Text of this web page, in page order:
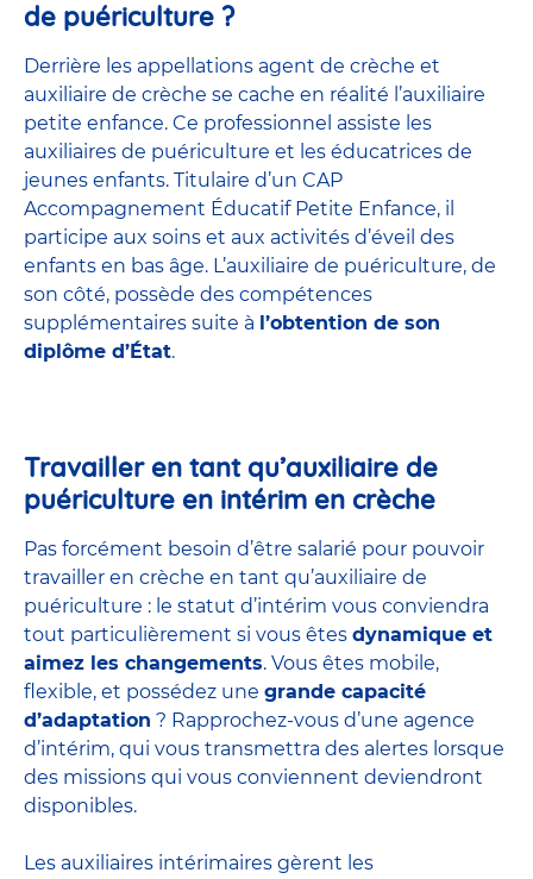
de puériculture ?
Derrière les appellations agent de crèche et
auxiliaire de crèche se cache en réalité l’auxiliaire
petite enfance. Ce professionnel assiste les
auxiliaires de puériculture et les éducatrices de
jeunes enfants. Titulaire d’un CAP
Accompagnement Éducatif Petite Enfance, il
participe aux soins et aux activités d’éveil des
enfants en bas âge. L’auxiliaire de puériculture, de
son côté, possède des compétences
supplémentaires suite à l’obtention de son
diplôme d’État.
Travailler en tant qu’auxiliaire de
puériculture en intérim en crèche
Pas forcément besoin d’être salarié pour pouvoir
travailler en crèche en tant qu’auxiliaire de
puériculture : le statut d’intérim vous conviendra
tout particulièrement si vous êtes dynamique et
aimez les changements. Vous êtes mobile,
flexible, et possédez une grande capacité
d’adaptation ? Rapprochez-vous d’une agence
d’intérim, qui vous transmettra des alertes lorsque
des missions qui vous conviennent deviendront
disponibles.
Les auxiliaires intérimaires gèrent les